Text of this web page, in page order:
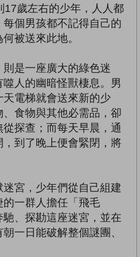
17歲左右的少年，人人都
個男孩都不記得自己的
被送來此地。
則是一座廣大的綠色迷
人的幽暗怪獸棲息。男
電梯就會送來新的少
食物與其他必需品，卻
探查；而每天早晨，通
到了晚上便會緊閉，將
宮，少年們從自己組建
一群人擔任「飛毛
、探勘這座迷宮，並在
一日能破解整個謎團、